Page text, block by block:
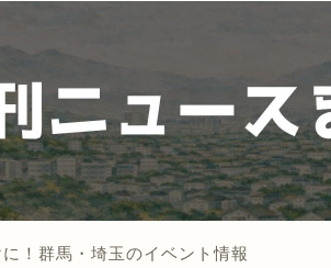
！群馬・埼玉のイベント情報